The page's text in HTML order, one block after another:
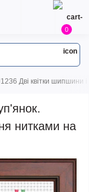
0
Дві квітки шипшини
нитками на